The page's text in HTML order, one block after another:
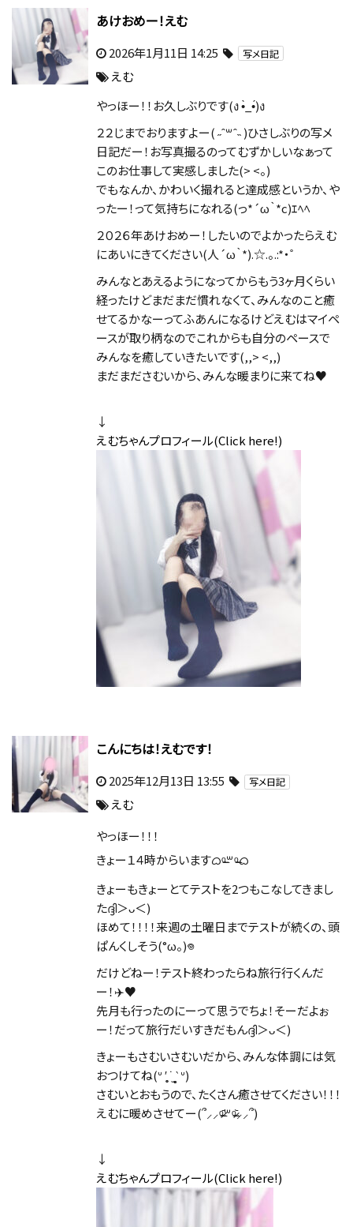
あけおめー！えむ
2026年1月11日 14:25 写メ日記
えむ
やっほー！！お久しぶりです(ง •̀_•́)ง
２２じまでおりますよー( ˶ˆ꒳ˆ˵ )ひさしぶりの写メ
日記だー！お写真撮るのってむずかしいなぁって
このお仕事して実感しました(> <。)
でもなんか、かわいく撮れると達成感というか、や
ったー！って気持ちになれる(っ*´ω｀*c)ｴﾍﾍ
２０２６年あけおめー！したいのでよかったらえむ
にあいにきてください(人´ω｀*).☆.。.:*・゜
みんなとあえるようになってからもう3ヶ月くらい
経ったけどまだまだ慣れなくて、みんなのこと癒
せてるかなーってふあんになるけどえむはマイペ
ースが取り柄なのでこれからも自分のペースで
みんなを癒していきたいです(,,> <,,)
まだまださむいから、みんな暖まりに来てね♥
↓
えむちゃんプロフィール(Click here!)
こんにちは！えむです！
2025年12月13日 13:55 写メ日記
えむ
やっほー！！！
きょー１４時からいますᜊᵒ̴̶꒳ᵒ̴̶ᜊ
きょーもきょーとてテストを2つもこなしてきまし
たദ്ദി＞ᴗ＜)
ほめて！！！！来週の土曜日までテストが続くの、頭
ぱんくしそう(°ω。)𖦹‎‎‎
だけどねー！テスト終わったらね旅行行くんだ
ー！✈️♥
先月も行ったのにーって思うでちょ！そーだよぉ
ー！だって旅行だいすきだもんദ്ദി＞ᴗ＜)
きょーもさむいさむいだから、みんな体調には気
おつけてね(ᐡ ′̥̥̥ ˙̫ ‵̥̥̥ ᐡ)
さむいとおもうので、たくさん癒させてください！！！
えむに暖めさせてー(՞⸝⸝ᵒ̴̶̷᷄꒳ᵒ̴̶̷᷅⸝⸝՞)
↓
えむちゃんプロフィール(Click here!)